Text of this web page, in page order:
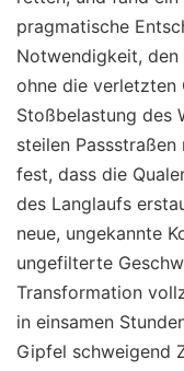
pragmatische
Notwendigkeit,
ohne die verletzten
Stoßbelastung des
steilen
fest, dass die
des Langlaufs
neue, ungekannte
ungefilterte
Transformation
in einsamen
Gipfel schweigend